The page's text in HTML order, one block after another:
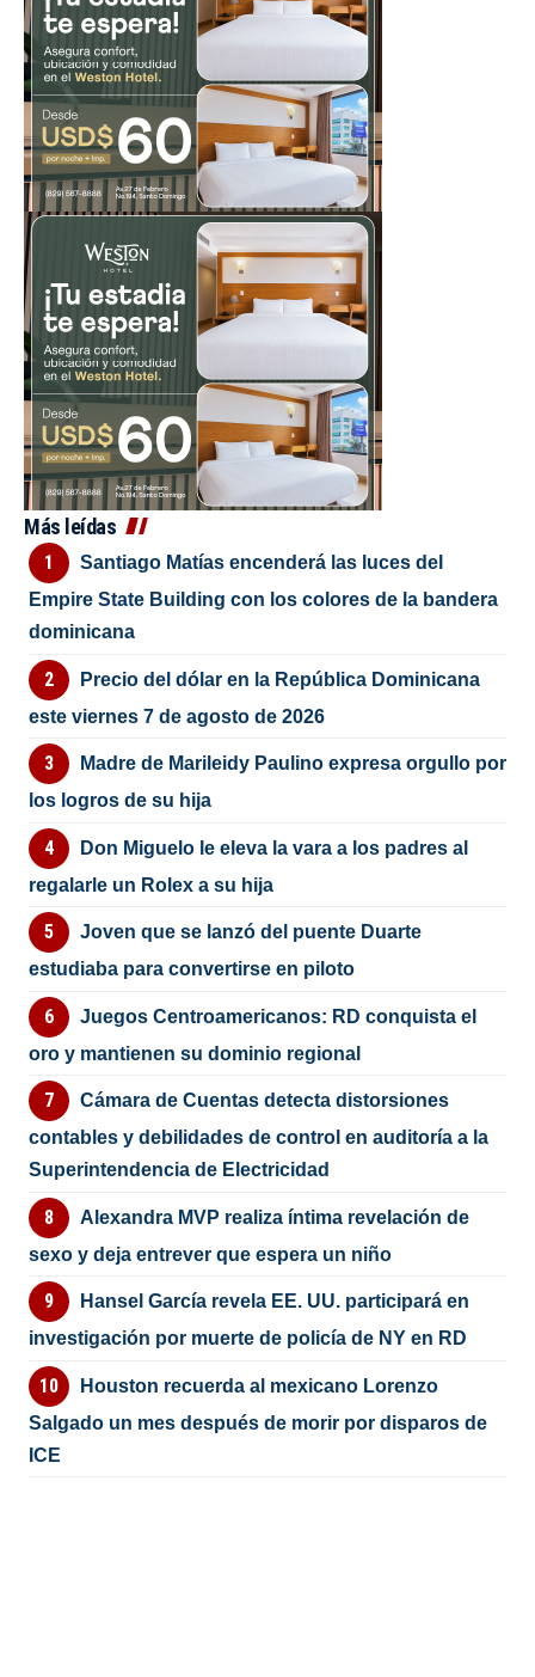
Más leídas
Santiago Matías encenderá las luces del
Empire State Building con los colores de la bandera
dominicana
Precio del dólar en la República Dominicana
este viernes 7 de agosto de 2026
Madre de Marileidy Paulino expresa orgullo por
los logros de su hija
Don Miguelo le eleva la vara a los padres al
regalarle un Rolex a su hija
Joven que se lanzó del puente Duarte
estudiaba para convertirse en piloto
Juegos Centroamericanos: RD conquista el
oro y mantienen su dominio regional
Cámara de Cuentas detecta distorsiones
contables y debilidades de control en auditoría a la
Superintendencia de Electricidad
Alexandra MVP realiza íntima revelación de
sexo y deja entrever que espera un niño
Hansel García revela EE. UU. participará en
investigación por muerte de policía de NY en RD
Houston recuerda al mexicano Lorenzo
Salgado un mes después de morir por disparos de
ICE